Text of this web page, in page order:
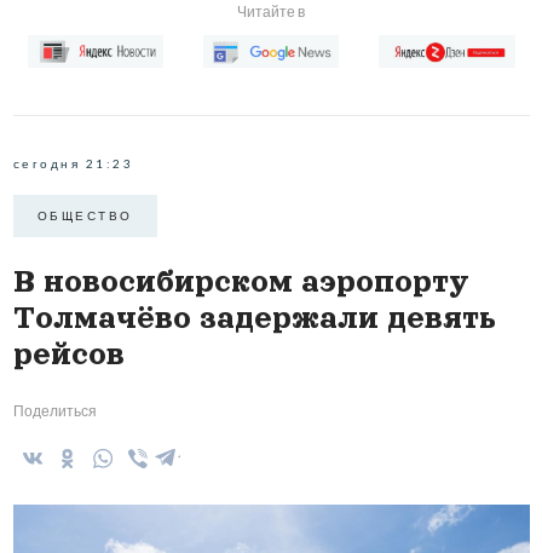
Читайте в
сегодня 21:23
ОБЩЕСТВО
В новосибирском аэропорту
Толмачёво задержали девять
рейсов
Поделиться